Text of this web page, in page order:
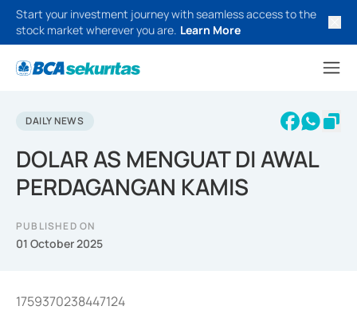
Start your investment journey with seamless access to the
stock market wherever you are. Learn More
DAILY NEWS
DOLAR AS MENGUAT DI AWAL
PERDAGANGAN KAMIS
PUBLISHED ON
01 October 2025
1759370238447124